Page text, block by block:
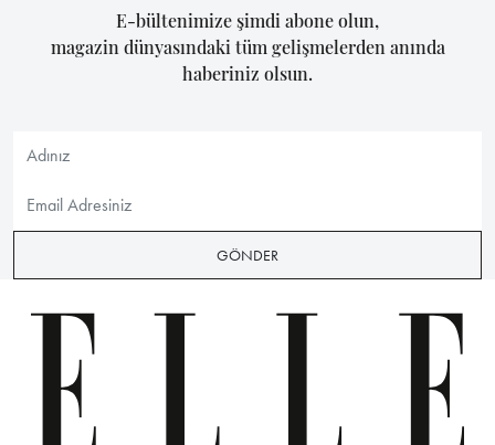
E-bültenimize şimdi abone olun,
magazin dünyasındaki tüm gelişmelerden anında
haberiniz olsun.
GÖNDER